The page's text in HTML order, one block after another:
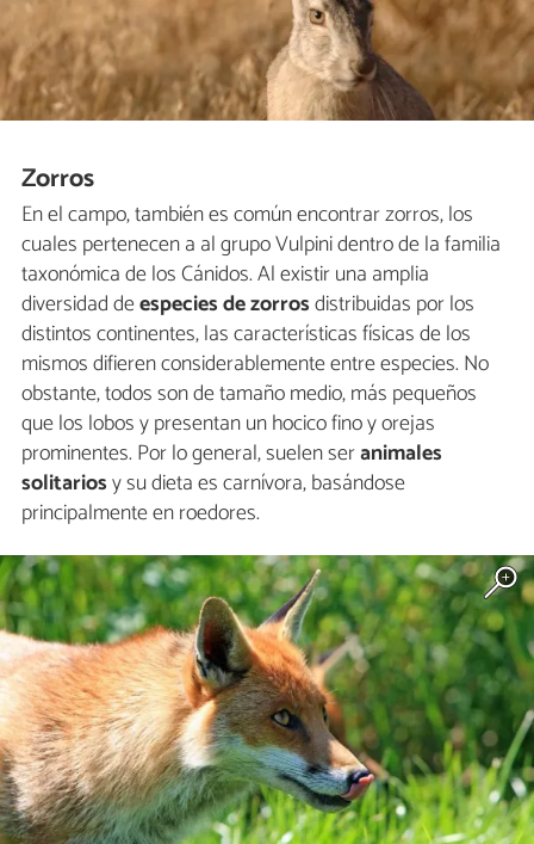
Zorros
En el campo, también es común encontrar zorros, los
cuales pertenecen a al grupo Vulpini dentro de la familia
taxonómica de los Cánidos. Al existir una amplia
diversidad deespecies de zorrosdistribuidas por los
distintos continentes, las características físicas de los
mismos difieren considerablemente entre especies. No
obstante, todos son de tamaño medio, más pequeños
que los lobos y presentan un hocico fino y orejas
prominentes. Por lo general, suelen seranimales
solitariosy su dieta es carnívora, basándose
principalmente en roedores.